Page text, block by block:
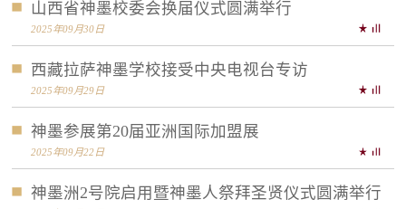
山西省神墨校委会换届仪式圆满举行
2025年09月30日
西藏拉萨神墨学校接受中央电视台专访
2025年09月29日
神墨参展第20届亚洲国际加盟展
2025年09月22日
神墨洲2号院启用暨神墨人祭拜圣贤仪式圆满举行